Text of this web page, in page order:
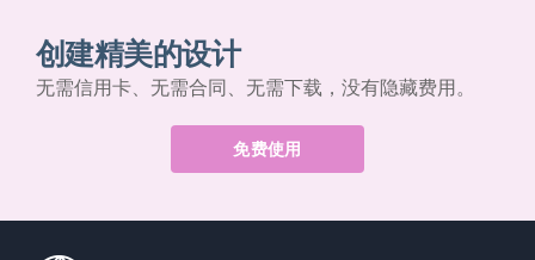
创建精美的设计
无需信用卡、无需合同、无需下载，没有隐藏费用。
免费使用